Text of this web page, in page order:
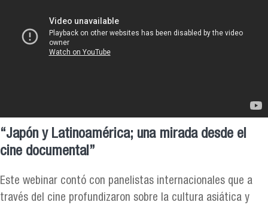
“Japón y Latinoamérica; una mirada desde el
cine documental”
Este webinar contó con panelistas internacionales que a
través del cine profundizaron sobre la cultura asiática y